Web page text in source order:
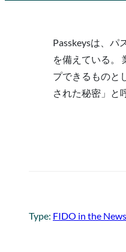
Passkeysは、
を備えている。
プできるものと
された秘密」と
Type: FIDO in the News